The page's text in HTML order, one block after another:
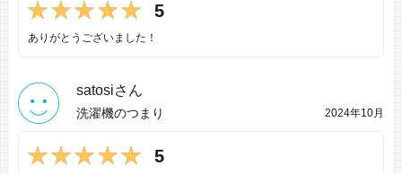
5
ありがとうございました！
satosiさん
洗濯機のつまり 2024年10月
5